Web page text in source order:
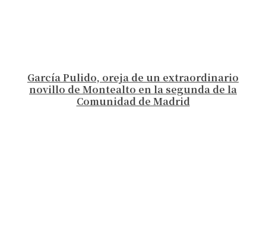
García Pulido, oreja de un extraordinario
novillo de Montealto en la segunda de la
Comunidad de Madrid